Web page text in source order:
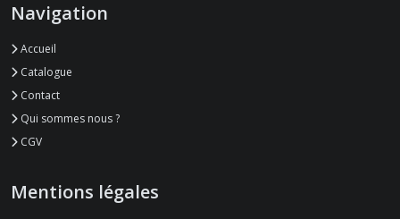
Navigation
Accueil
Catalogue
Contact
Qui sommes nous ?
CGV
Mentions légales